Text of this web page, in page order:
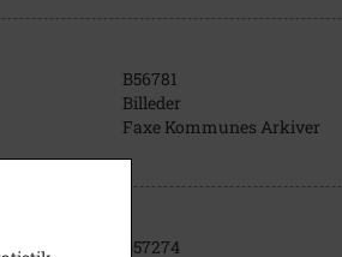
B56781
Billeder
Faxe Kommunes Arkiver
B57274